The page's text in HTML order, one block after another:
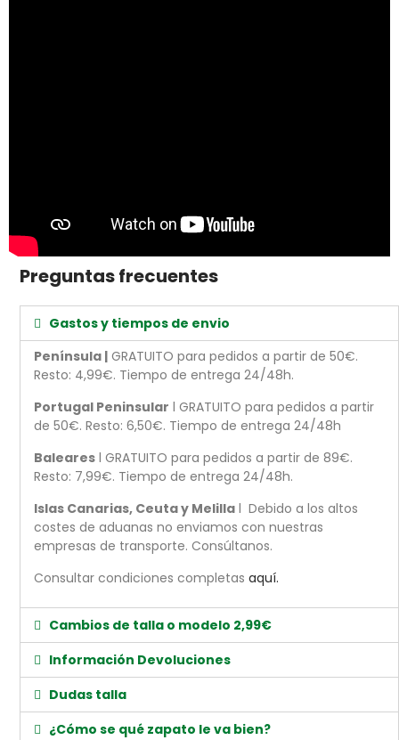
Preguntas frecuentes
Gastos y tiempos de envio
Península | GRATUITO para pedidos a partir de 50€.
Resto: 4,99€. Tiempo de entrega 24/48h.
Portugal Peninsular l GRATUITO para pedidos a partir
de 50€. Resto: 6,50€. Tiempo de entrega 24/48h
Baleares l GRATUITO para pedidos a partir de 89€.
Resto: 7,99€. Tiempo de entrega 24/48h.
Islas Canarias, Ceuta y Melilla l Debido a los altos
costes de aduanas no enviamos con nuestras
empresas de transporte. Consúltanos.
Consultar condiciones completasaquí.
Cambios de talla o modelo 2,99€
Información Devoluciones
Dudas talla
¿Cómo se qué zapato le va bien?